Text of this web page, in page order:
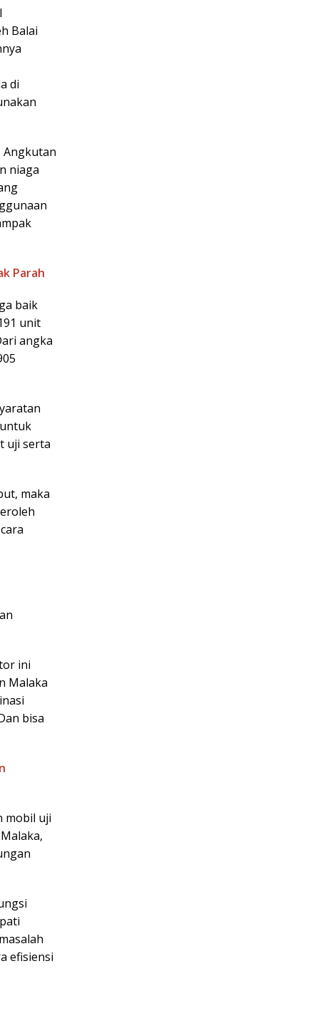
Balai
di
Angkutan
niaga
Parah
baik
unit
angka
uji serta
maka
ini
Malaka
bisa
mobil uji
efisiensi